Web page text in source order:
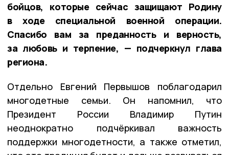
бойцов, которые сейчас защищают Родину
в ходе специальной военной операции.
Спасибо вам за преданность и верность,
за любовь и терпение, — подчеркнул глава
региона.
Отдельно Евгений Первышов поблагодарил
многодетные семьи. Он напомнил, что
Президент России Владимир Путин
неоднократно подчёркивал важность
поддержки многодетности, а также отметил,